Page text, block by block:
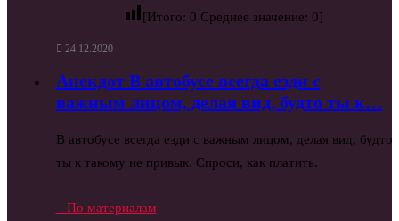
[Итого: 0 Среднее значение: 0]
24.12.2020
Анекдот В автобусе всегда езди с
важным лицом, делая вид, будто ты к…
В автобусе всегда езди с важным лицом, делая вид, будто
ты к такому не привык. Спроси, как платить.
– По материалам